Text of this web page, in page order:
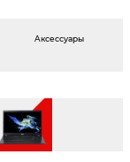
Aксессуары